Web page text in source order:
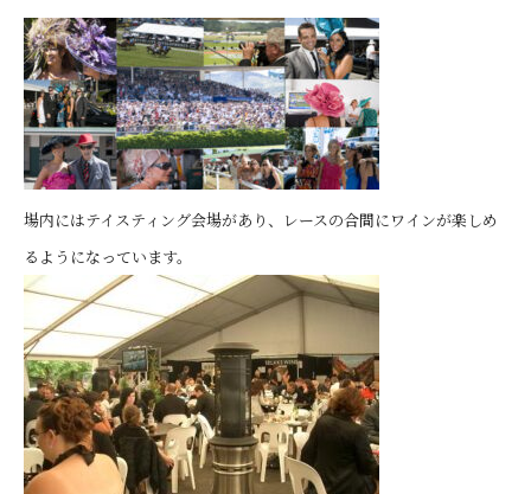
場内にはテイスティング会場があり、レースの合間にワインが楽しめ
るようになっています。